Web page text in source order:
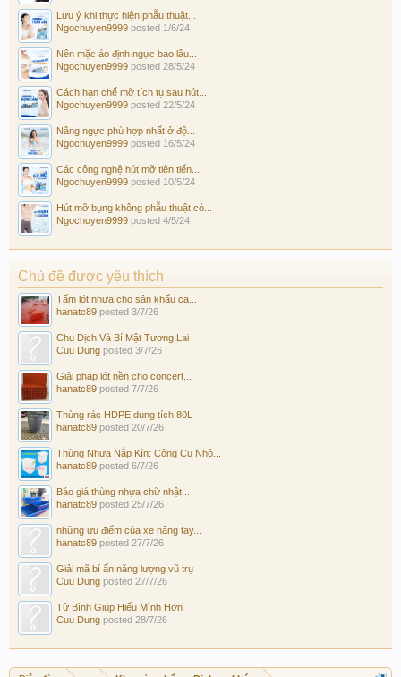
Lưu ý khi thực hiện phẫu thuật...
Ngochuyen9999 posted 1/6/24
Nên mặc áo định ngực bao lâu...
Ngochuyen9999 posted 28/5/24
Cách hạn chế mỡ tích tụ sau hút...
Ngochuyen9999 posted 22/5/24
Nâng ngực phù hợp nhất ở độ...
Ngochuyen9999 posted 16/5/24
Các công nghệ hút mỡ tiên tiến...
Ngochuyen9999 posted 10/5/24
Hút mỡ bụng không phẫu thuật có...
Ngochuyen9999 posted 4/5/24
Chủ đề được yêu thích
Tấm lót nhựa cho sân khấu ca...
hanatc89 posted 3/7/26
Chu Dịch Và Bí Mật Tương Lai
Cuu Dung posted 3/7/26
Giải pháp lót nền cho concert...
hanatc89 posted 7/7/26
Thùng rác HDPE dung tích 80L
hanatc89 posted 20/7/26
Thùng Nhựa Nắp Kín: Công Cụ Nhỏ...
hanatc89 posted 6/7/26
Báo giá thùng nhựa chữ nhật...
hanatc89 posted 25/7/26
những ưu điểm của xe nâng tay...
hanatc89 posted 27/7/26
Giải mã bí ẩn năng lượng vũ trụ
Cuu Dung posted 27/7/26
Tử Bình Giúp Hiểu Mình Hơn
Cuu Dung posted 28/7/26